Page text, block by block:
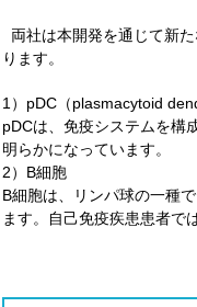
両社は本開発を通じて新
ります。
1）pDC（plasmacytoid
pDCは、免疫システムを構
明らかになっています。
2）B細胞
B細胞は、リンパ球の一種
ます。自己免疫疾患患者で